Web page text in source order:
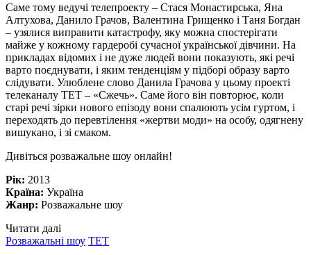
Саме тому ведучі телепроекту – Стася Монастирська, Яна
Алтухова, Данило Грачов, Валентина Грищенко і Таня Богдан
– узялися виправити катастрофу, яку можна спостерігати
майже у кожному гардеробі сучасної української дівчини. На
прикладах відомих і не дуже людей вони показують, які речі
варто поєднувати, і яким тенденціям у підборі образу варто
слідувати. Улюблене слово Данила Грачова у цьому проекті
телеканалу ТЕТ – «Сжечь». Саме його він повторює, коли
старі речі зірки нового епізоду вони спалюють усім гуртом, і
переходять до перевтілення «жертви моди» на особу, одягнену
вишукано, і зі смаком.
Дивіться розважальне шоу онлайн!
Рік: 2013
Країна: Україна
Жанр: Розважальне шоу
Читати далі
Розважальні шоу ТЕТ